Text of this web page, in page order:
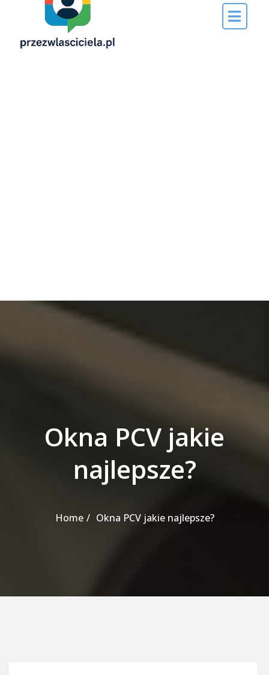
Okna PCV jakie
najlepsze?
Home Okna PCV jakie najlepsze?